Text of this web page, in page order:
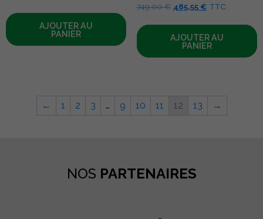
AJOUTER AU
PANIER
749,00€ Le
était :
485,55 €Le
est :
TTC
AJOUTER AU
PANIER
← 1 2 3 … 9 10 11 12 13 →
NOS PARTENAIRES